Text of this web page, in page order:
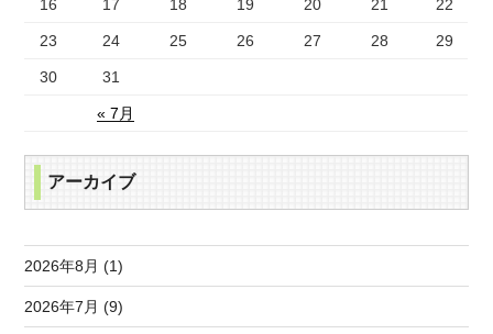
« 7月
16 17 18 19 20 21 22
23 24 25 26 27 28 29
30 31
アーカイブ
2026年8月 (1)
2026年7月 (9)